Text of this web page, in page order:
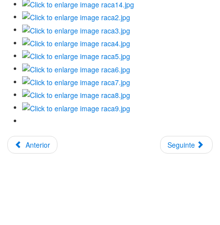
Anterior Seguinte